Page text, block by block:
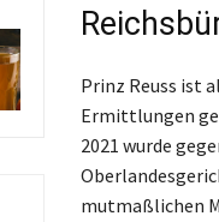
Prinz Reuss ist
Ermittlungen
2021 wurde
mutmaßlichen